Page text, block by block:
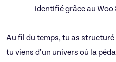
identifié grâce au Woo
Au fil du temps, tu as
tu viens d’un univers où la